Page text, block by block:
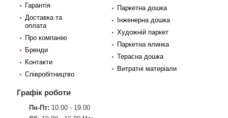
Гарантія
Доставка та
оплата
Про компанію
Бренди
Контакти
Співробітництво
Паркетна дошка
Інженерна дошка
Художній паркет
Паркетна ялинка
Терасна дошка
Витратні матеріали
Графік роботи
Пн-Пт: 10.00 - 19.00